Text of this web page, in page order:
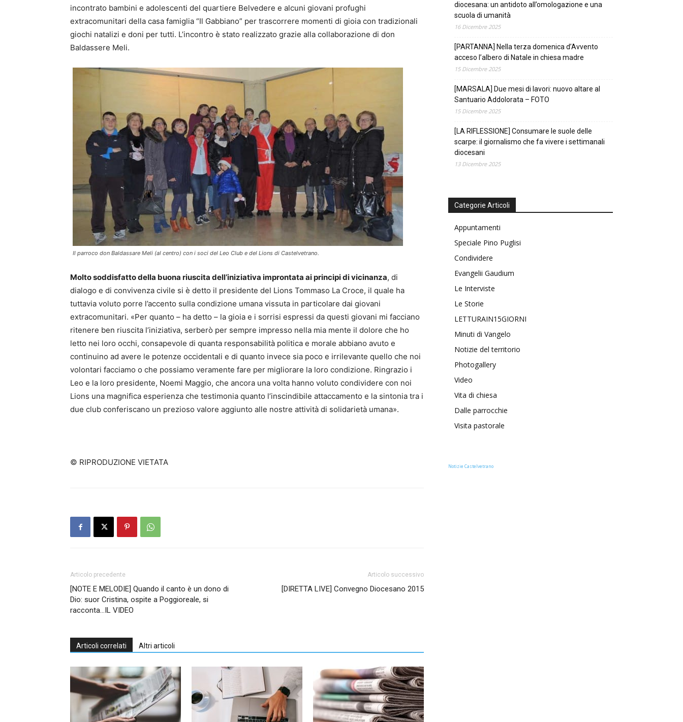
incontrato bambini e adolescenti del quartiere Belvedere e alcuni giovani profughi
extracomunitari della casa famiglia “Il Gabbiano” per trascorrere momenti di gioia con tradizionali
giochi natalizi e doni per tutti. L’incontro è stato realizzato grazie alla collaborazione di don
Baldassere Meli.
Il parroco don Baldassare Meli (al centro) con i soci del Leo Club e del Lions di Castelvetrano.
Molto soddisfatto della buona riuscita dell’iniziativa improntata ai principi di vicinanza, di
dialogo e di convivenza civile si è detto il presidente del Lions Tommaso La Croce, il quale ha
tuttavia voluto porre l’accento sulla condizione umana vissuta in particolare dai giovani
extracomunitari. «Per quanto – ha detto – la gioia e i sorrisi espressi da questi giovani mi facciano
ritenere ben riuscita l’iniziativa, serberò per sempre impresso nella mia mente il dolore che ho
letto nei loro occhi, consapevole di quanta responsabilità politica e morale abbiano avuto e
continuino ad avere le potenze occidentali e di quanto invece sia poco e irrilevante quello che noi
volontari facciamo o che possiamo veramente fare per migliorare la loro condizione. Ringrazio i
Leo e la loro presidente, Noemi Maggio, che ancora una volta hanno voluto condividere con noi
Lions una magnifica esperienza che testimonia quanto l’inscindibile attaccamento e la sintonia tra i
due club conferiscano un prezioso valore aggiunto alle nostre attività di solidarietà umana».
© RIPRODUZIONE VIETATA
Articolo precedente
[NOTE E MELODIE] Quando il canto è un dono di
Dio: suor Cristina, ospite a Poggioreale, si
racconta…IL VIDEO
Articolo successivo
[DIRETTA LIVE] Convegno Diocesano 2015
Articoli correlati Altri articoli
diocesana: un antidoto all’omologazione e una
scuola di umanità
16 Dicembre 2025
[PARTANNA] Nella terza domenica d’Avvento
acceso l’albero di Natale in chiesa madre
15 Dicembre 2025
[MARSALA] Due mesi di lavori: nuovo altare al
Santuario Addolorata – FOTO
15 Dicembre 2025
[LA RIFLESSIONE] Consumare le suole delle
scarpe: il giornalismo che fa vivere i settimanali
diocesani
13 Dicembre 2025
Categorie Articoli
Appuntamenti
Speciale Pino Puglisi
Condividere
Evangelii Gaudium
Le Interviste
Le Storie
LETTURAIN15GIORNI
Minuti di Vangelo
Notizie del territorio
Photogallery
Video
Vita di chiesa
Dalle parrocchie
Visita pastorale
Notizie Castelvetrano